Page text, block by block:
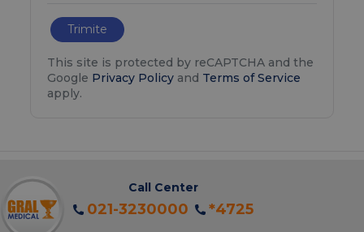
Trimite
This site is protected by reCAPTCHA and the
Google Privacy Policyand Terms of Service
apply.
Call Center
021-3230000 *4725